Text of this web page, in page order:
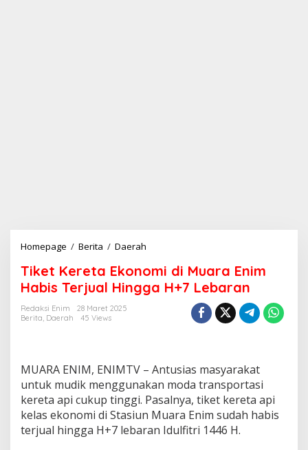
Homepage / Berita / Daerah
k
e
t
a
E
k
o
n
o
Tiket Kereta Ekonomi di Muara Enim
Habis Terjual Hingga H+7 Lebaran
Redaksi Enim
28 Maret 2025
Berita, Daerah 45 Views
MUARA ENIM, ENIMTV – Antusias masyarakat
untuk mudik menggunakan moda transportasi
kereta api cukup tinggi. Pasalnya, tiket kereta api
kelas ekonomi di Stasiun Muara Enim sudah habis
terjual hingga H+7 lebaran Idulfitri 1446 H.